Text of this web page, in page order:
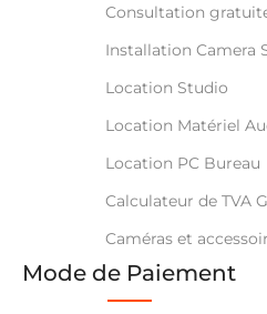
Consultation
Installation Camera
Location Studio
Location Matériel
Location PC Bureau
Calculateur de TVA
Caméras et
Mode de Paiement